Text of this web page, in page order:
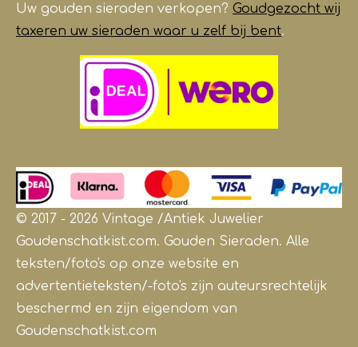
Uw gouden sieraden verkopen? Goudgezocht wij
taxeren uw sieraden waar u zelf bij bent.
© 2017 - 2026 Vintage /Antiek Juwelier
Goudenschatkist.com. Gouden Sieraden. Alle
teksten/foto's op onze website en
advertentieteksten/-foto's zijn auteursrechtelijk
beschermd en zijn eigendom van
Goudenschatkist.com